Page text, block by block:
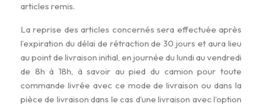
articles remis.
La reprise des articles concernés sera effectuée après
l’expiration du délai de rétraction de 30 jours et aura lieu
au point de livraison initial, en journée du lundi au vendredi
de 8h à 18h, à savoir au pied du camion pour toute
commande livrée avec ce mode de livraison ou dans la
pièce de livraison dans le cas d’une livraison avec l’option